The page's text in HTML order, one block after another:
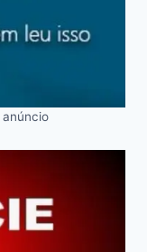
anúncio